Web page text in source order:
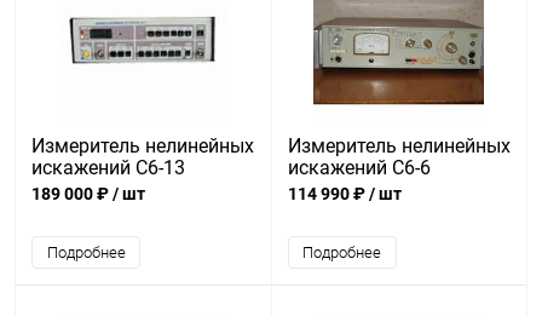
Измеритель нелинейных
искажений С6-13
189 000 ₽/ шт
Подробнее
Измеритель нелинейных
искажений С6-6
114 990 ₽/ шт
Подробнее